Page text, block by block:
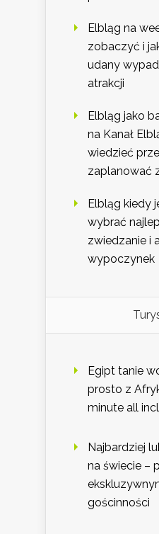
Elbląg na
zobaczyć i
udany wypad
atrakcji
Elbląg jako
na Kanał
wiedzieć
zaplanować
Elbląg kiedy
wybrać
zwiedzanie i
wypoczynek
Egipt tanie
prosto z
minute all
Najbardziej
na świecie –
gościnności